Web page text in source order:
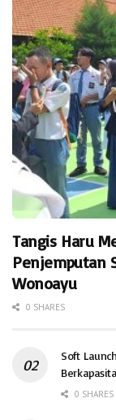
Tangis Haru
Penjemputan
Wonoayu
0 SHARES
Soft
0 SHARES